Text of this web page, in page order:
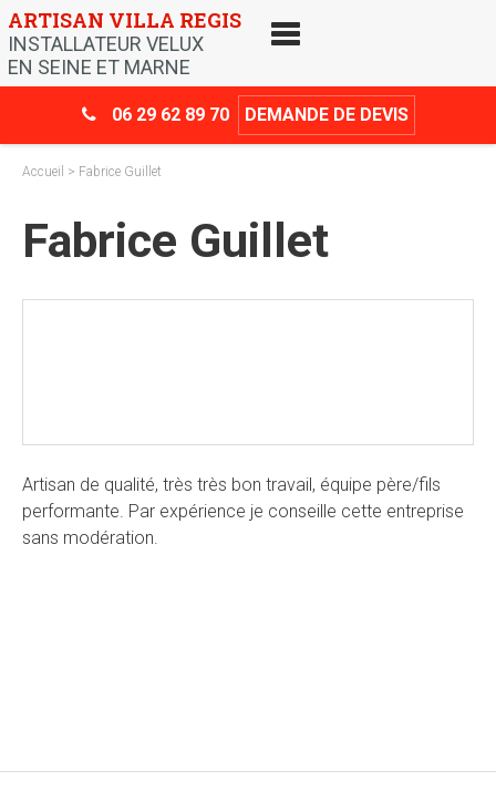
Skip
to
content
ARTISAN VILLA REGIS
INSTALLATEUR VELUX
EN SEINE ET MARNE
06 29 62 89 70 DEMANDE DE DEVIS
Accueil > Fabrice Guillet
Fabrice Guillet
Artisan de qualité, très très bon travail, équipe père/fils
performante. Par expérience je conseille cette entreprise
sans modération.